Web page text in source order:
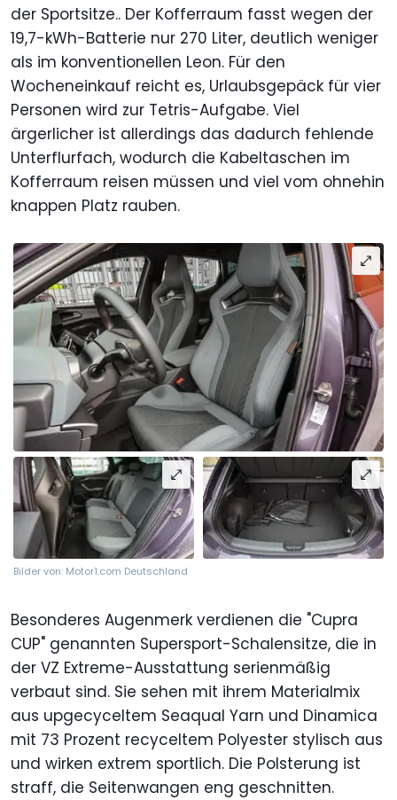
der Sportsitze.. Der Kofferraum fasst wegen der
19,7-kWh-Batterie nur 270 Liter, deutlich weniger
als im konventionellen Leon. Für den
Wocheneinkauf reicht es, Urlaubsgepäck für vier
Personen wird zur Tetris-Aufgabe. Viel
ärgerlicher ist allerdings das dadurch fehlende
Unterflurfach, wodurch die Kabeltaschen im
Kofferraum reisen müssen und viel vom ohnehin
knappen Platz rauben.
Bilder von: Motor1.com Deutschland
Besonderes Augenmerk verdienen die "Cupra
CUP" genannten Supersport-Schalensitze, die in
der VZ Extreme-Ausstattung serienmäßig
verbaut sind. Sie sehen mit ihrem Materialmix
aus upgecyceltem Seaqual Yarn und Dinamica
mit 73 Prozent recyceltem Polyester stylisch aus
und wirken extrem sportlich. Die Polsterung ist
straff, die Seitenwangen eng geschnitten.